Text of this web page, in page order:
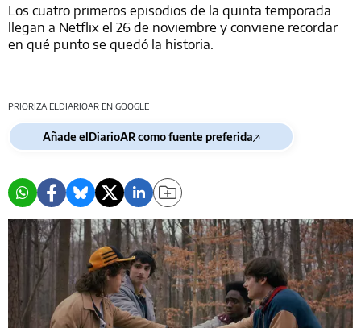
Los cuatro primeros episodios de la quinta temporada
llegan a Netflix el 26 de noviembre y conviene recordar
en qué punto se quedó la historia.
PRIORIZA ELDIARIOAR EN GOOGLE
Añade elDiarioAR como fuente preferida